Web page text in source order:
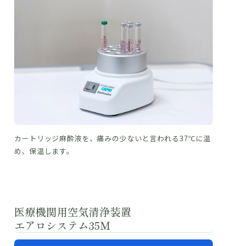
カートリッジ麻酔液を、痛みの少ないと言われる37℃に温
め、保温します。
医療機関用空気清浄装置
エアロシステム35Ｍ